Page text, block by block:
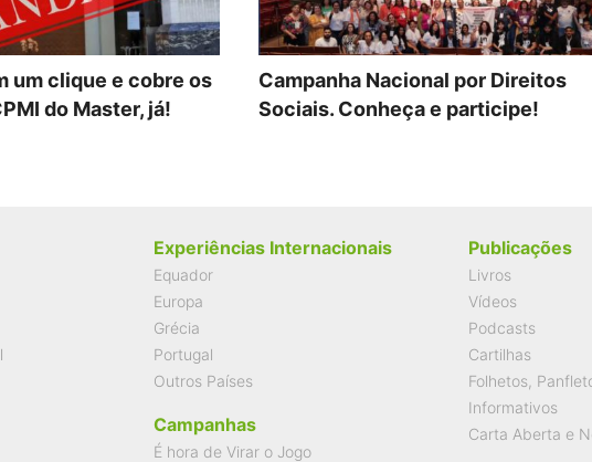
um clique e cobre os
do Master, já!
Campanha Nacional por Direitos
Sociais. Conheça e participe!
Experiências Internacionais
Equador
Europa
Grécia
Portugal
Outros Países
Campanhas
É hora de Virar o Jogo
Publicações
Livros
Vídeos
Podcasts
Cartilhas
Folhetos,
Informativos
Carta Aberta e